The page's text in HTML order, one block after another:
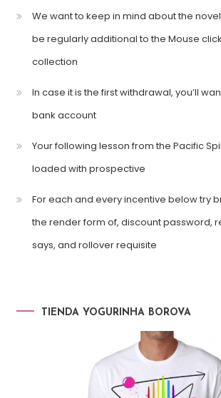
We want to keep in mind about the
be regularly additional to the Mouse
collection
In case it is the first withdrawal, you’ll
bank account
Your following lesson from the Pacific
loaded with prospective
For each and every incentive below try
the render form of, discount password,
says, and rollover requisite
TIENDA YOGURINHA BOROVA